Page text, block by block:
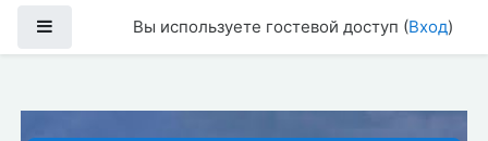
Боковая панельВы используете гостевой доступ (Вход)